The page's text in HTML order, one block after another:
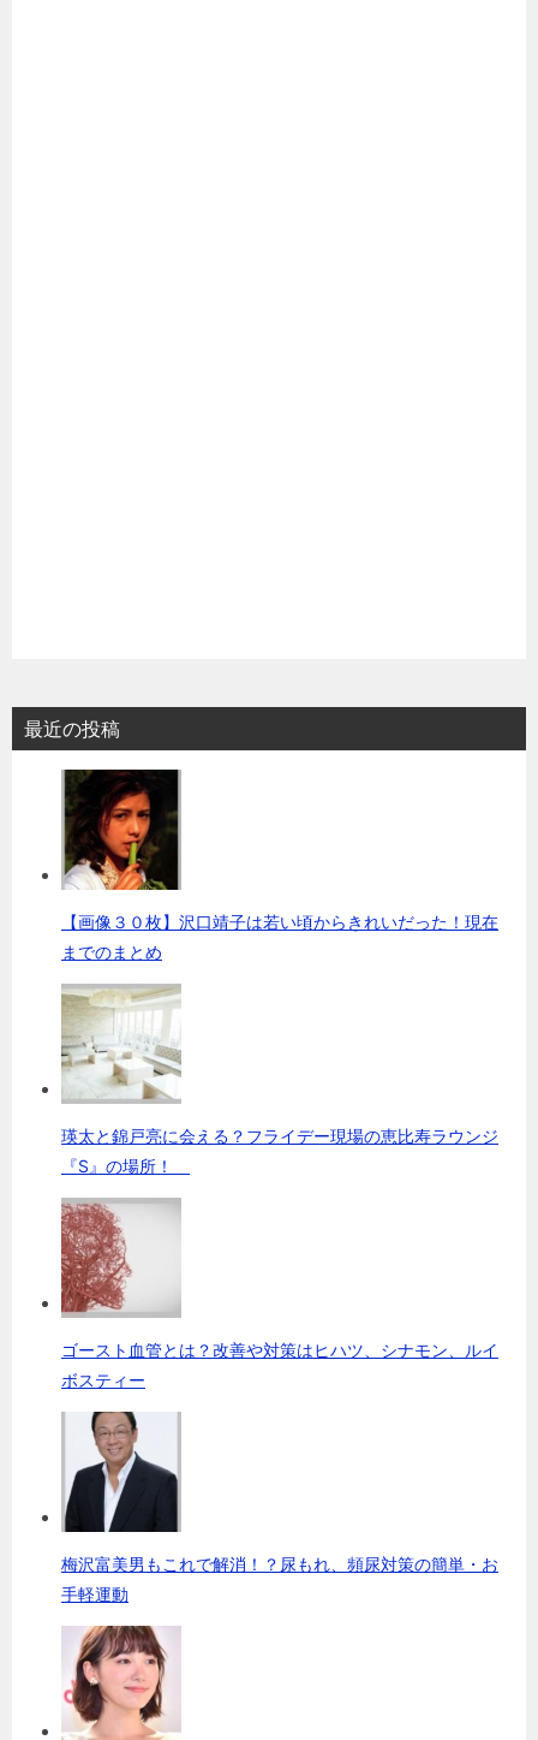
最近の投稿
【画像３０枚】沢口靖子は若い頃からきれいだった！現在
までのまとめ
瑛太と錦戸亮に会える？フライデー現場の恵比寿ラウンジ
『S』の場所！
ゴースト血管とは？改善や対策はヒハツ、シナモン、ルイ
ボスティー
梅沢富美男もこれで解消！？尿もれ、頻尿対策の簡単・お
手軽運動